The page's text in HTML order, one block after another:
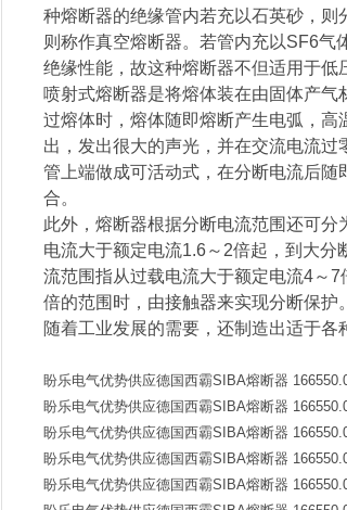
种熔断器的绝缘管内若充以石英砂，
则称作真空熔断器。若管内充以SF6
绝缘性能，故这种熔断器不但适用于低
喷射式熔断器是将熔体装在由固体产
过熔体时，熔体随即熔断产生电弧，
出，发出很大的声光，并在交流电流
管上端做成可活动式，在分断电流后
合。
此外，熔断器根据分断电流范围还可
电流大于额定电流1.6～2倍起，到大
流范围指从过载电流大于额定电流4～
倍的范围时，由接触器来实现分断保护
随着工业发展的需要，还制造出适于各
盼乐电气优势供应德国西霸SIBA熔断器
盼乐电气优势供应德国西霸SIBA熔断器
盼乐电气优势供应德国西霸SIBA熔断器
盼乐电气优势供应德国西霸SIBA熔断器
盼乐电气优势供应德国西霸SIBA熔断器